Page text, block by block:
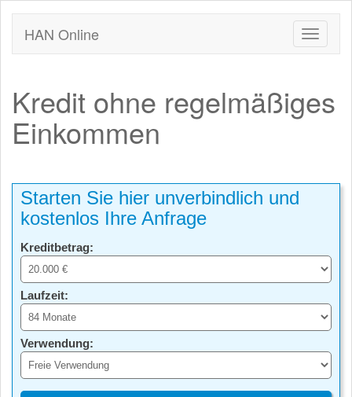
HAN Online
Kredit ohne regelmäßiges
Einkommen
Starten Sie hier unverbindlich und
kostenlos Ihre Anfrage
Kreditbetrag:
Laufzeit:
Verwendung: